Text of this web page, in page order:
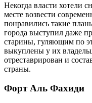
Некогда власти хотели
месте возвести
понравились такие
города выступил даже
старины, гуляющим по
выкуплены у их
отреставрирован и
страны.
Форт Аль Фахиди